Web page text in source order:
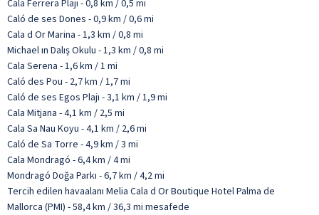
Cala Ferrera Plajı - 0,8 km / 0,5 mi
Caló de ses Dones - 0,9 km / 0,6 mi
Cala d Or Marina - 1,3 km / 0,8 mi
Michael ın Dalış Okulu - 1,3 km / 0,8 mi
Cala Serena - 1,6 km / 1 mi
Caló des Pou - 2,7 km / 1,7 mi
Caló de ses Egos Plajı - 3,1 km / 1,9 mi
Cala Mitjana - 4,1 km / 2,5 mi
Cala Sa Nau Koyu - 4,1 km / 2,6 mi
Caló de Sa Torre - 4,9 km / 3 mi
Cala Mondragó - 6,4 km / 4 mi
Mondragó Doğa Parkı - 6,7 km / 4,2 mi
Tercih edilen havaalanı Melia Cala d Or Boutique Hotel Palma de
Mallorca (PMI) - 58,4 km / 36,3 mi mesafede